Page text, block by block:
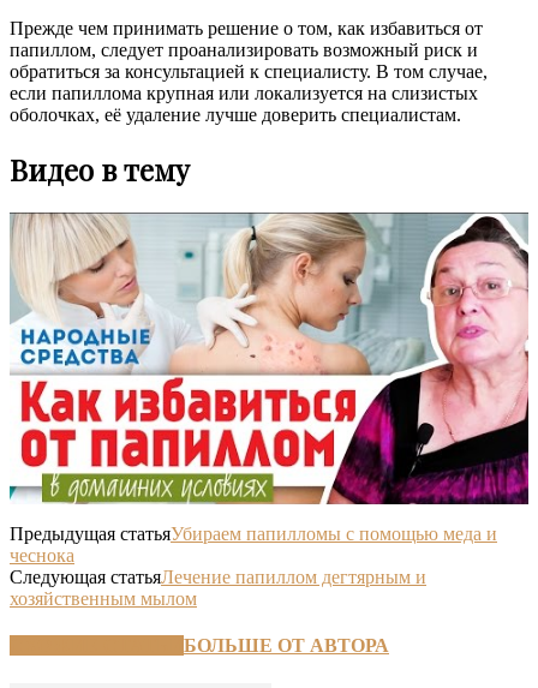
Прежде чем принимать решение о том, как избавиться от
папиллом, следует проанализировать возможный риск и
обратиться за консультацией к специалисту. В том случае,
если папиллома крупная или локализуется на слизистых
оболочках, её удаление лучше доверить специалистам.
Видео в тему
Предыдущая статьяУбираем папилломы с помощью меда и
чеснока
Следующая статьяЛечение папиллом дегтярным и
хозяйственным мылом
БОЛЬШЕ ОТ АВТОРА